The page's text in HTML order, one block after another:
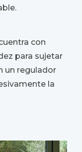
con
para sujetar
un regulador
la